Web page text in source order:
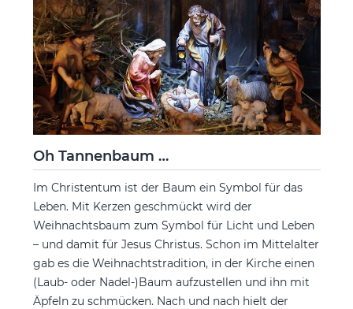
Oh Tannenbaum …
Im Christentum ist der Baum ein Symbol für das
Leben. Mit Kerzen geschmückt wird der
Weihnachtsbaum zum Symbol für Licht und Leben
– und damit für Jesus Christus. Schon im Mittelalter
gab es die Weihnachtstradition, in der Kirche einen
(Laub- oder Nadel-)Baum aufzustellen und ihn mit
Äpfeln zu schmücken. Nach und nach hielt der